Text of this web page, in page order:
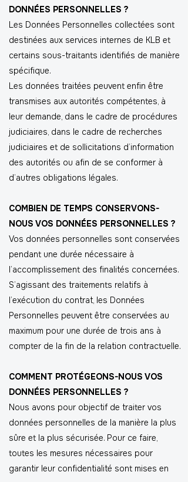
DONNÉES PERSONNELLES ?
Les Données Personnelles collectées sont
destinées aux services internes de KLB et
certains sous-traitants identifiés de manière
spécifique.
Les données traitées peuvent enfin être
transmises aux autorités compétentes, à
leur demande, dans le cadre de procédures
judiciaires, dans le cadre de recherches
judiciaires et de sollicitations d’information
des autorités ou afin de se conformer à
d’autres obligations légales.
COMBIEN DE TEMPS CONSERVONS-
NOUS VOS DONNÉES PERSONNELLES ?
Vos données personnelles sont conservées
pendant une durée nécessaire à
l’accomplissement des finalités concernées.
S’agissant des traitements relatifs à
l’exécution du contrat, les Données
Personnelles peuvent être conservées au
maximum pour une durée de trois ans à
compter de la fin de la relation contractuelle.
COMMENT PROTÉGEONS-NOUS VOS
DONNÉES PERSONNELLES ?
Nous avons pour objectif de traiter vos
données personnelles de la manière la plus
sûre et la plus sécurisée. Pour ce faire,
toutes les mesures nécessaires pour
garantir leur confidentialité sont mises en